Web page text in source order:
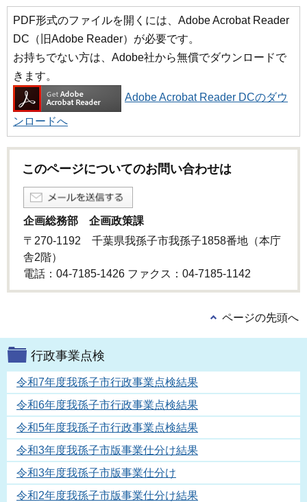
PDF形式のファイルを開くには、Adobe Acrobat Reader
DC（旧Adobe Reader）が必要です。
お持ちでない方は、Adobe社から無償でダウンロードで
きます。
Adobe Acrobat Reader DCのダウ
ンロードへ
このページについてのお問い合わせは
企画総務部 企画政策課
〒270-1192 千葉県我孫子市我孫子1858番地（本庁
舎2階）
電話：04-7185-1426 ファクス：04-7185-1142
ページの先頭へ
行政事業点検
令和7年度我孫子市行政事業点検結果
令和6年度我孫子市行政事業点検結果
令和5年度我孫子市行政事業点検結果
令和3年度我孫子市版事業仕分け結果
令和3年度我孫子市版事業仕分け
令和2年度我孫子市版事業仕分け結果